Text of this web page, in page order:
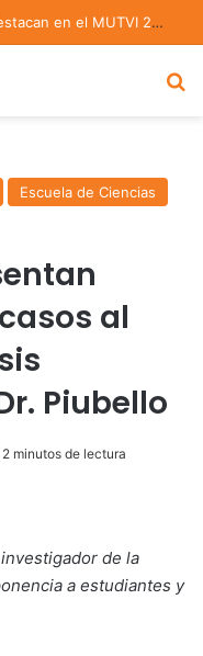
Estudiantes STEM de la UDLAP destacan en el MUTVI 2026
Escuela de Ciencias
al
Piubello
2 minutos de lectura
de la
a estudiantes y